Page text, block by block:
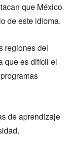
que México
de este idioma.
regiones del
que es difícil el
de aprendizaje